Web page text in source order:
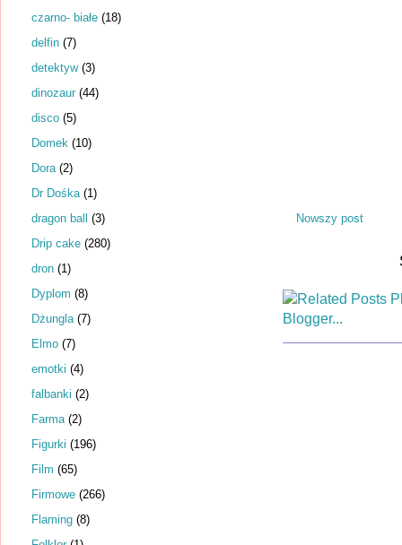
Nowszy post
czarno- białe (18)
delfin (7)
detektyw (3)
dinozaur (44)
disco (5)
Domek (10)
Dora (2)
Dr Dośka (1)
dragon ball (3)
Drip cake (280)
dron (1)
Dyplom (8)
Dżungla (7)
Elmo (7)
emotki (4)
falbanki (2)
Farma (2)
Figurki (196)
Film (65)
Firmowe (266)
Flaming (8)